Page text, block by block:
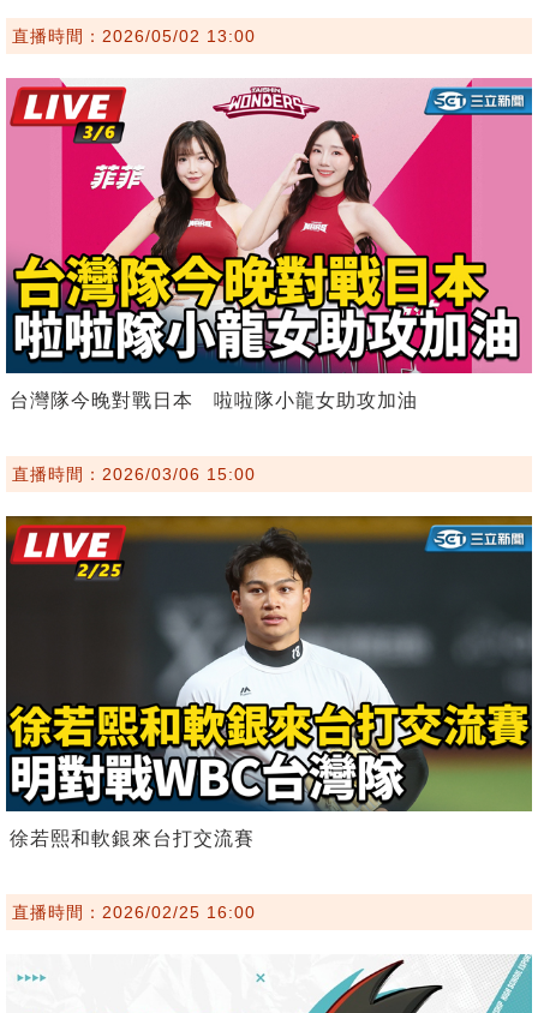
直播時間：2026/05/02 13:00
台灣隊今晚對戰日本 啦啦隊小龍女助攻加油
直播時間：2026/03/06 15:00
徐若熙和軟銀來台打交流賽
直播時間：2026/02/25 16:00